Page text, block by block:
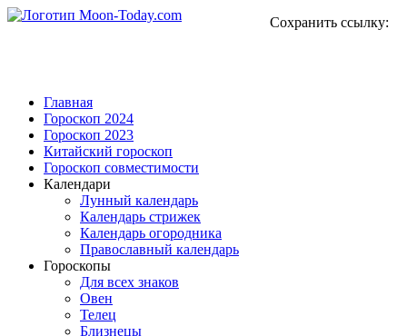
Сохранить ссылку:
Главная
Гороскоп 2024
Гороскоп 2023
Китайский гороскоп
Гороскоп совместимости
Календари
Лунный календарь
Календарь стрижек
Календарь огородника
Православный календарь
Гороскопы
Для всех знаков
Овен
Телец
Близнецы